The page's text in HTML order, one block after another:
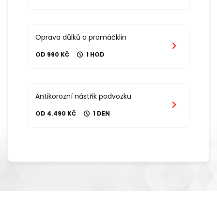
Oprava důlků a promáčklin
OD 990 KČ 1 HOD
Antikorozní nástřik podvozku
OD 4.490 KČ 1 DEN